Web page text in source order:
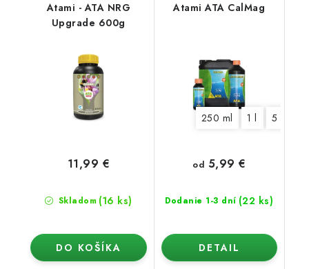
Atami - ATA NRG
Upgrade 600g
Skladom (16 ks)
11,99 €
DO KOŠÍKA
Atami ATA CalMag
250 ml 1 l 5 l
Dodanie 1-3 dní (22 ks)
od 5,99 €
DETAIL